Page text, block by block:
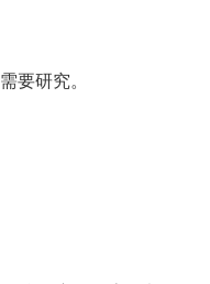
要研究。